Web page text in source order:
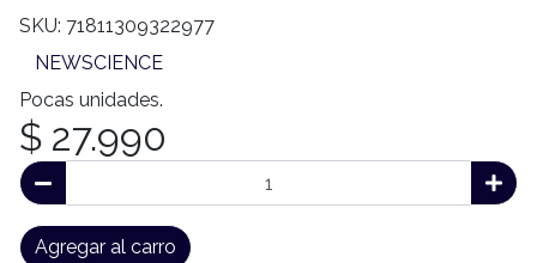
SKU: 71811309322977
NEWSCIENCE
Pocas unidades.
$ 27.990
Agregar al carro